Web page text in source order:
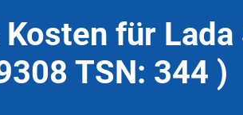
für Lada
TSN: 344 )